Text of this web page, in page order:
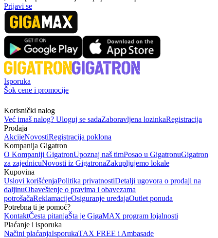
Prijavi se
Isporuka
Šok cene i promocije
Korisnički nalog
Već imaš nalog? Uloguj se sadaZaboravljena lozinkaRegistracija
Prodaja
AkcijeNovostiRegistracija poklona
Kompanija Gigatron
O Kompaniji GigatronUpoznaj naš timPosao u GigatronuGigatron
za zajednicuNovosti iz GigatronaZakupljujemo lokale
Kupovina
Uslovi korišćenjaPolitika privatnostiDetalji ugovora o prodaji na
daljinuObaveštenje o pravima i obavezama
potrošačaReklamacijeOsiguranje uređajaOutlet ponuda
Potrebna ti je pomoć?
KontaktČesta pitanjaŠta je GigaMAX program lojalnosti
Plaćanje i isporuka
Načini plaćanjaIsporukaTAX FREE i Ambasade